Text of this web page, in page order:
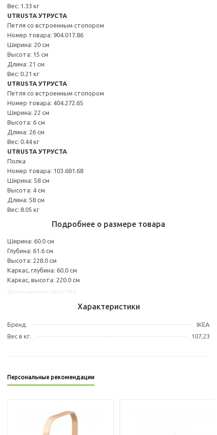
Вес: 1.33 кг
UTRUSTA УТРУСТА
Петля со встроенным стопором
Номер товара: 904.017.86
Ширина: 20 см
Высота: 15 см
Длина: 21 см
Вес: 0.21 кг
UTRUSTA УТРУСТА
Петля со встроенным стопором
Номер товара: 404.272.65
Ширина: 22 см
Высота: 6 см
Длина: 26 см
Вес: 0.44 кг
UTRUSTA УТРУСТА
Полка
Номер товара: 103.681.68
Ширина: 58 см
Высота: 4 см
Длина: 58 см
Вес: 8.05 кг
Подробнее о размере товара
Ширина: 60.0 см
Глубина: 61.6 см
Высота: 228.0 см
Каркас, глубина: 60.0 см
Каркас, высота: 220.0 см
Характеристики
Бренд
IKEA
Вес в кг.
107,23
Персональные рекомендации